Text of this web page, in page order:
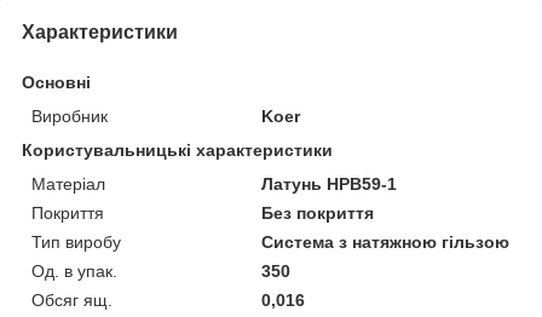
Характеристики
Основні
Виробник
Koer
Користувальницькі характеристики
Матеріал
Латунь HPB59-1
Покриття
Без покриття
Тип виробу
Система з натяжною гільзою
Од. в упак.
350
Обсяг ящ.
0,016